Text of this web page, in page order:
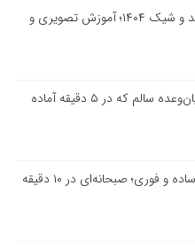
۱۰ مدل دسر یلدایی جدید و شیک ۱۴۰۴؛ آموزش تصویری و
دسر ماست و انار؛ یک میان‌وعده سالم که در ۵ دقیقه آماده
فوری؛ صبحانه‌ای در ۱۰ دقیقه